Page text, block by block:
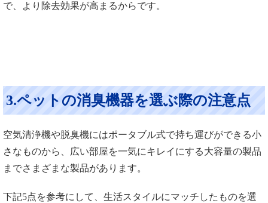
で、より除去効果が高まるからです。
3.ペットの消臭機器を選ぶ際の注意点
空気清浄機や脱臭機にはポータブル式で持ち運びができる小
さなものから、広い部屋を一気にキレイにする大容量の製品
までさまざまな製品があります。
下記5点を参考にして、生活スタイルにマッチしたものを選